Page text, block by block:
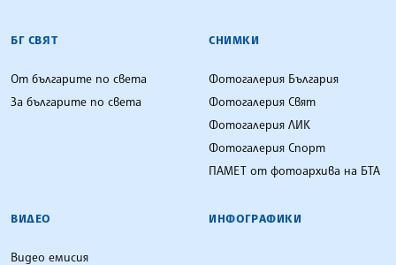
БГ СВЯТ
От българите по света
За българите по света
СНИМКИ
Фотогалерия България
Фотогалерия Свят
Фотогалерия ЛИК
Фотогалерия Спорт
ПАМЕТ от фотоархива на БТА
ВИДЕО
Видео емисия
ИНФОГРАФИКИ